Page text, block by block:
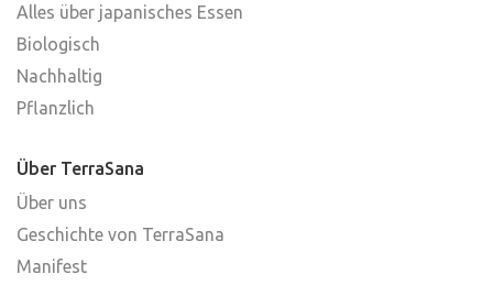
Alles über japanisches Essen
Biologisch
Nachhaltig
Pflanzlich
Über TerraSana
Über uns
Geschichte von TerraSana
Manifest